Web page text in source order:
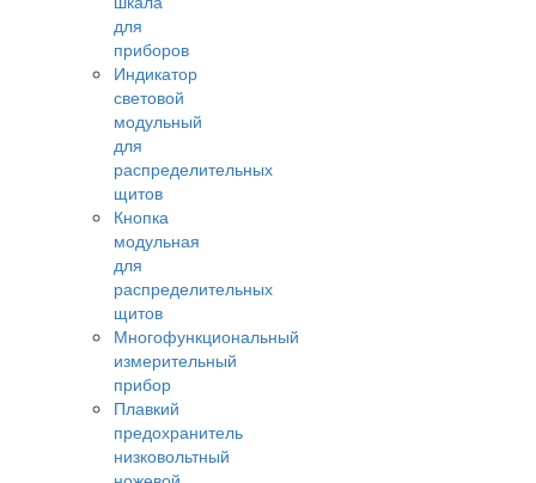
для
приборов
Индикатор
световой
модульный
для
распределительных
щитов
Кнопка
модульная
для
распределительных
щитов
Многофункциональный
измерительный
прибор
Плавкий
предохранитель
низковольтный